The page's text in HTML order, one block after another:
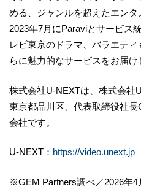
める、ジャンルを超えたエンタ
2023年7月にParaviとサービス
レビ東京のドラマ、バラエテ
らに魅力的なサービスをお届け
株式会社U-NEXTは、株式会社
東京都品川区、代表取締役社
会社です。
U-NEXT： https://video.unext.jp
※GEM Partners調べ／2026年4